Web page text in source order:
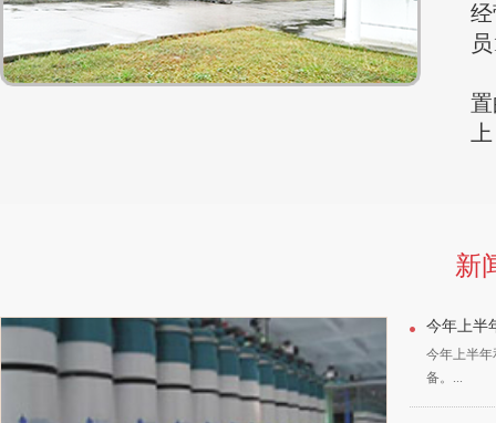
新
今年上半
今年上半
备。...